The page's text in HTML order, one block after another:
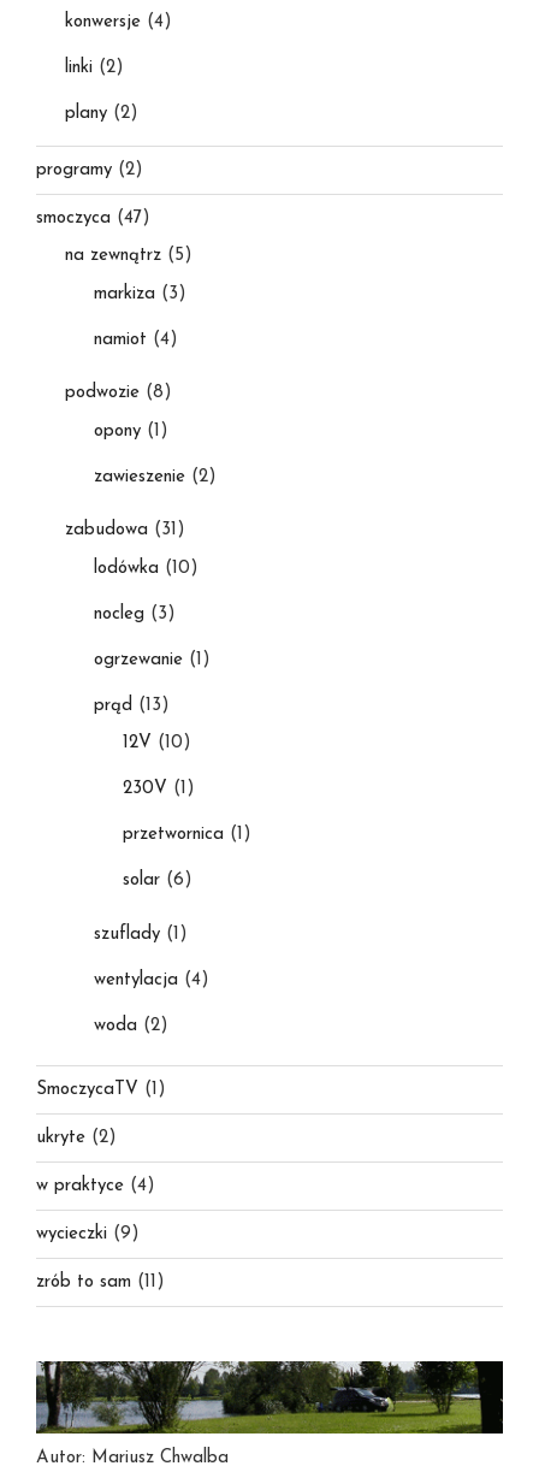
konwersje (4)
linki (2)
plany (2)
programy (2)
smoczyca (47)
na zewnątrz (5)
markiza (3)
namiot (4)
podwozie (8)
opony (1)
zawieszenie (2)
zabudowa (31)
lodówka (10)
nocleg (3)
ogrzewanie (1)
prąd (13)
12V (10)
230V (1)
przetwornica (1)
solar (6)
szuflady (1)
wentylacja (4)
woda (2)
SmoczycaTV (1)
ukryte (2)
w praktyce (4)
wycieczki (9)
zrób to sam (11)
Autor: Mariusz Chwalba